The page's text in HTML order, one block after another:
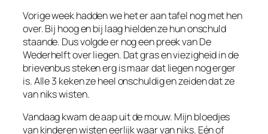
Vorige week hadden we het er aan tafel nog met hen
over. Bij hoog en bij laag hielden ze hun onschuld
staande. Dus volgde er nog een preek van De
Wederhelft over liegen. Dat gras en viezigheid in de
brievenbus steken erg is maar dat liegen nog erger
is. Alle 3 keken ze heel onschuldig en zeiden dat ze
van niks wisten.
Vandaag kwam de aap uit de mouw. Mijn bloedjes
van kinderen wisten eerlijk waar van niks. Eén of